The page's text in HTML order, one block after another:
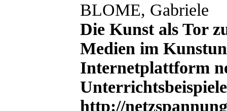
BLOME, Gabriele
Die Kunst als Tor
Medien im
Internetplattform
http://